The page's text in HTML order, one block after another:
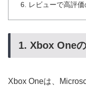
レビューで高評
1. Xbox One
Xbox Oneは、